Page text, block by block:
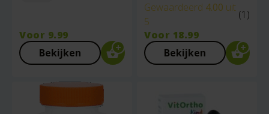
Voor 9.99
Bekijken
Gewaardeerd 4.00 uit
5
(1)
Voor 18.99
Bekijken